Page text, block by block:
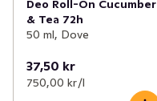
Deo Roll-On Cucumber
& Tea 72h
50 ml, Dove
37,50 kr
750,00 kr /l